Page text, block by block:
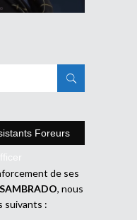
Foreurs
de ses
SAMBRADO, nous
suivants :